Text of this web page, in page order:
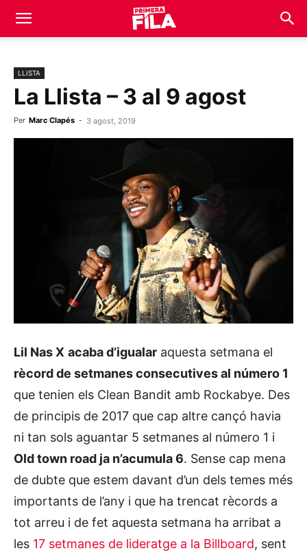
LLISTA
La Llista – 3 al 9 agost
Per Marc Clapés - 3 agost, 2019
Lil Nas X acaba d’igualar aquesta setmana el
rècord de setmanes consecutives al número 1
que tenien els Clean Bandit amb Rockabye. Des
de principis de 2017 que cap altre cançó havia
ni tan sols aguantar 5 setmanes al número 1 i
Old town road ja n’acumula 6. Sense cap mena
de dubte que estem davant d’un dels temes més
importants de l’any i que ha trencat rècords a
tot arreu i de fet aquesta setmana ha arribat a
les 17 setmanes de lideratge a la Billboard, sent